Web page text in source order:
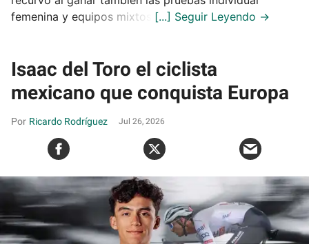
femenina y equipos mixtos.
Isaac del Toro el ciclista
mexicano que conquista Europa
Ricardo Rodríguez Jul 26, 2026